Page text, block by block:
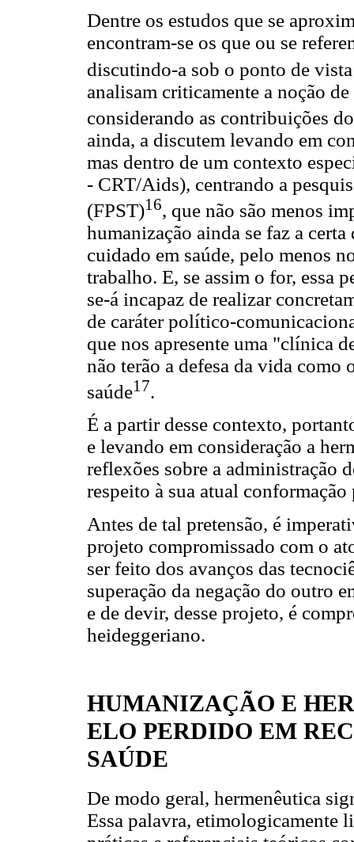
Dentre os estudos que se
encontram-se os que ou se
discutindo-a sob o ponto de
analisam criticamente a noção
considerando as contribuições
ainda, a discutem levando em
mas dentro de um contexto
- CRT/Aids), centrando a
(FPST)16, que não são menos
humanização ainda se faz a
cuidado em saúde, pelo menos
trabalho. E, se assim o for, essa
se-á incapaz de realizar
de caráter político-
que nos apresente uma "clínica
não terão a defesa da vida como
saúde17.
É a partir desse contexto,
e levando em consideração a
reflexões sobre a administração
respeito à sua atual conformação
Antes de tal pretensão, é
projeto compromissado com o
ser feito dos avanços das
superação da negação do outro
e de devir, desse projeto, é
heideggeriano.
HUMANIZAÇÃO E
ELO PERDIDO EM
SAÚDE
De modo geral, hermenêutica
Essa palavra, etimologicamente